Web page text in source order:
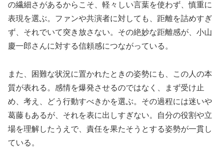
の繊細さがあるからこそ、軽々しい言葉を使わず、慎重に
表現を選ぶ。ファンや共演者に対しても、距離を詰めすぎ
ず、それでいて突き放さない。その絶妙な距離感が、小山
慶一郎さんに対する信頼感につながっている。
また、困難な状況に置かれたときの姿勢にも、この人の本
質が表れる。感情を爆発させるのではなく、まず受け止
め、考え、どう行動すべきかを選ぶ。その過程には迷いや
葛藤もあるが、それを表に出しすぎない。自分の役割や立
場を理解したうえで、責任を果たそうとする姿勢が一貫し
ている。